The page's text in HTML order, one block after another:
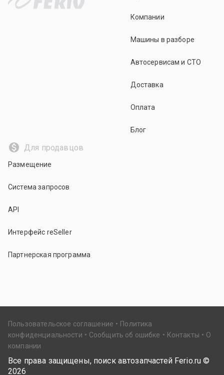
Компании
Машины в разборе
Автосервисам и СТО
Доставка
Оплата
Блог
Для продавцов
Размещение
Система запросов
API
Интерфейс reSeller
Партнерская программа
Пользовательское соглашение
Политика
конфиденциальности
Сообщить об ошибке Контакты
О
компании
Все права защищены, поиск автозапчастей Ferio.ru ©
2026